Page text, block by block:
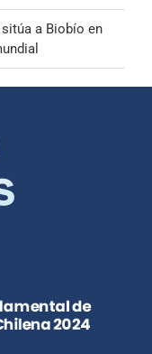
a Biobío en